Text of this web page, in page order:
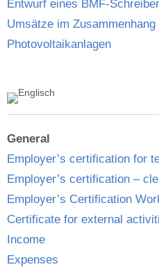
Entwurf eines BMF-
Umsätze im
Photovoltaikanlagen
General
Employer’s certification for
Employer’s certification –
Employer’s Certification
Certificate for external
Income
Expenses